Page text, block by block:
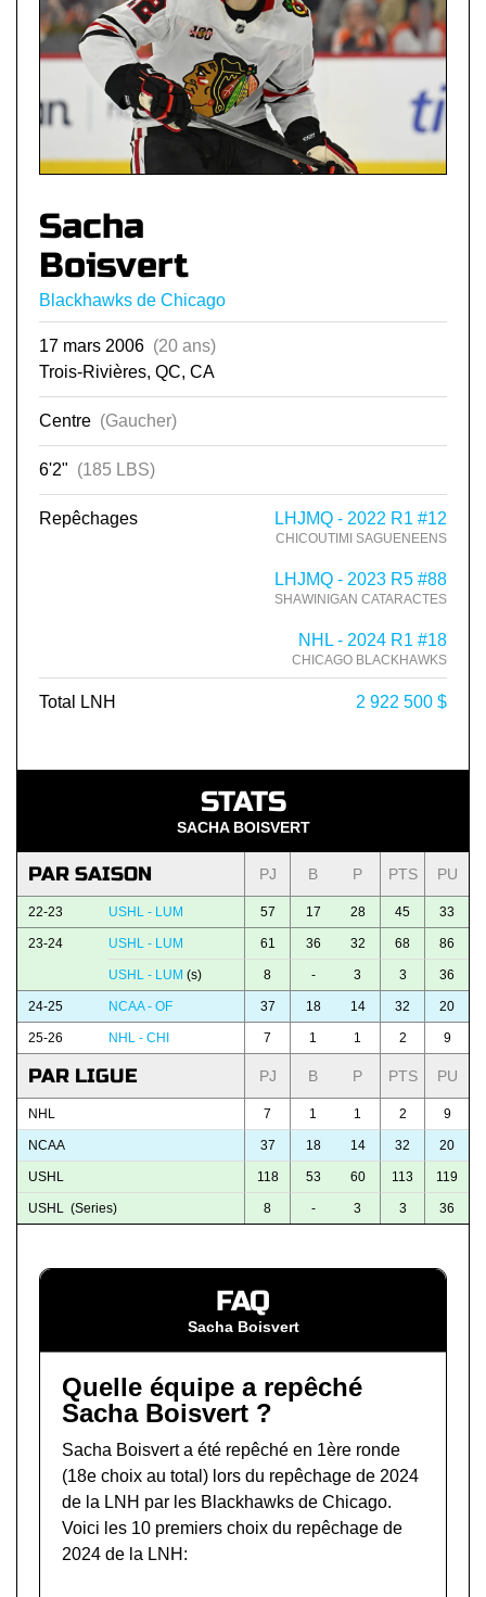
Sacha
Boisvert
Blackhawks de Chicago
17 mars 2006 (20 ans)
Trois-Rivières, QC, CA
Centre (Gaucher)
6'2" (185 LBS)
Repêchages LHJMQ - 2022 R1 #12
CHICOUTIMI SAGUENEENS
LHJMQ - 2023 R5 #88
SHAWINIGAN CATARACTES
NHL - 2024 R1 #18
CHICAGO BLACKHAWKS
Total LNH 2 922 500 $
STATS
SACHA BOISVERT
PAR SAISON PJ B P PTS PU
22-23 USHL - LUM 57 17 28 45 33
23-24 USHL - LUM 61 36 32 68 86
USHL - LUM (s) 8 - 3 3 36
24-25 NCAA - OF 37 18 14 32 20
25-26 NHL - CHI 7 1 1 2 9
PAR LIGUE PJ B P PTS PU
NHL 7 1 1 2 9
NCAA 37 18 14 32 20
USHL 118 53 60 113 119
USHL (Series) 8 - 3 3 36
FAQ
Sacha Boisvert
Quelle équipe a repêché
Sacha Boisvert ?
Sacha Boisvert a été repêché en 1ère ronde
(18e choix au total) lors du repêchage de 2024
de la LNH par les Blackhawks de Chicago.
Voici les 10 premiers choix du repêchage de
2024 de la LNH: